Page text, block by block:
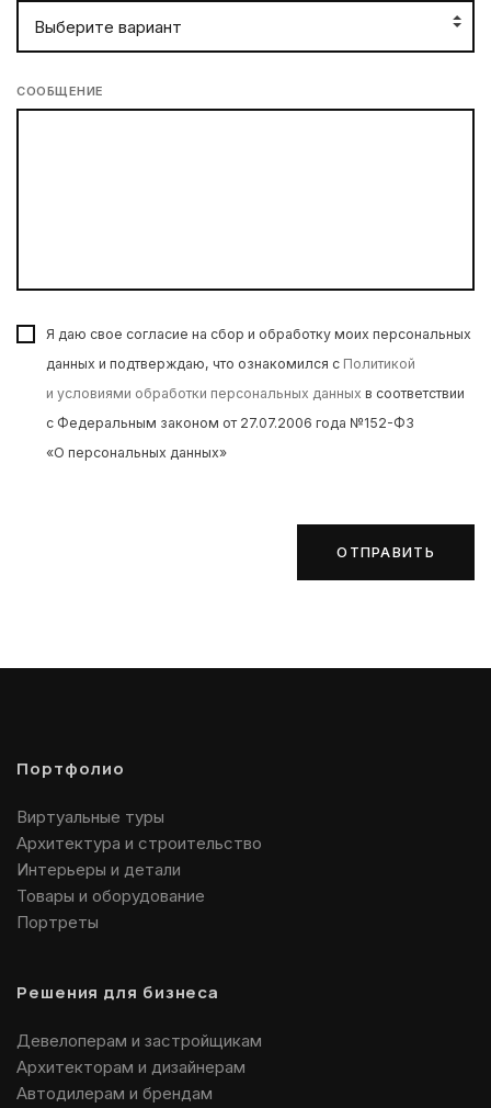
СООБЩЕНИЕ
Я даю свое согласие на сбор и обработку моих персональных
данных и подтверждаю, что ознакомился с Политикой
и условиями обработки персональных данных в соответствии
с Федеральным законом от 27.07.2006 года №152-ФЗ
«О персональных данных»
ОТПРАВИТЬ
Портфолио
Виртуальные туры
Архитектура и строительство
Интерьеры и детали
Товары и оборудование
Портреты
Решения для бизнеса
Девелоперам и застройщикам
Архитекторам и дизайнерам
Автодилерам и брендам